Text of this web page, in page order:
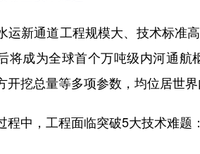
新通道工程规模大、技术标准高
将成为全球首个万吨级内河通航
开挖总量等多项参数，均位居世
中，工程面临突破5大技术难题：